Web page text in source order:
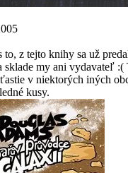
to, z tejto knihy sa už
sklade my ani vydavateľ :(
v niektorých iných
kusy.